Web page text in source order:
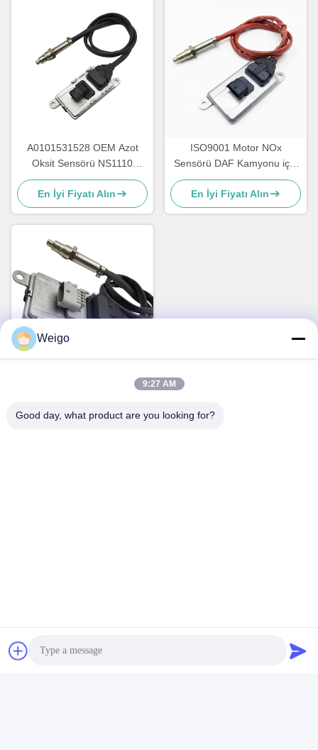
A0101531528 OEM Azot
Oksit Sensörü NS1110
Mercedes Actros NOx
Sensörü 5WK97330A
En İyi Fiyatı Alın
ISO9001 Motor NOx
Sensörü DAF Kamyonu için
2011649 1793379
5WK96628B 1697586
En İyi Fiyatı Alın
FM FH VOL Kamyon NOx
22827991 24V 12 Aylık
Sales@wegoparts.com
Weigo
9:27 AM
Good day, what product are you looking for?